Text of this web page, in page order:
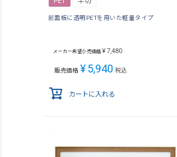
前面板に透明PETを用いた軽量タイプ
メーカー希望小売価格 ¥7,480
販売価格 ¥5,940 税込
カートに入れる